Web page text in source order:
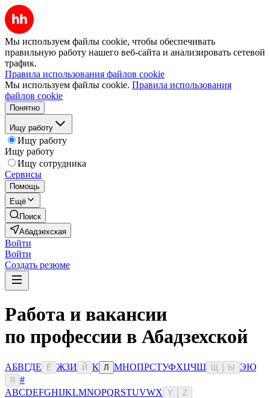
Мы используем файлы cookie, чтобы обеспечивать
правильную работу нашего веб-сайта и анализировать сетевой
трафик.
Правила использования файлов cookie
Мы используем файлы cookie. Правила использования
файлов cookie
Понятно
Ищу работу
Ищу работу
Ищу работу
Ищу сотрудника
Сервисы
Помощь
Ещё
Поиск
Абадзехская
Войти
Войти
Создать резюме
Работа и вакансии
по профессии в Абадзехской
АБВГДЕ Ё ЖЗИ Й К Л МНОПРСТУФХЦЧШ Ы ЭЮ
Я
#
ABCDEFGHIJKLMNOPQRSTUVWX Y Z